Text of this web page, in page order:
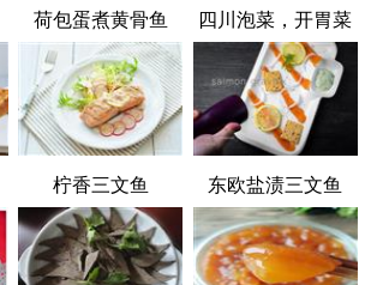
荷包蛋煮黄骨鱼 四川泡菜，开胃菜
柠香三文鱼 东欧盐渍三文鱼